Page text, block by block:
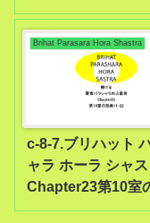
7
Brihat Parasara Hora Shastra
c-8-7.ブリハット
ャラ ホーラ シャ
Chapter23第10室
11-22